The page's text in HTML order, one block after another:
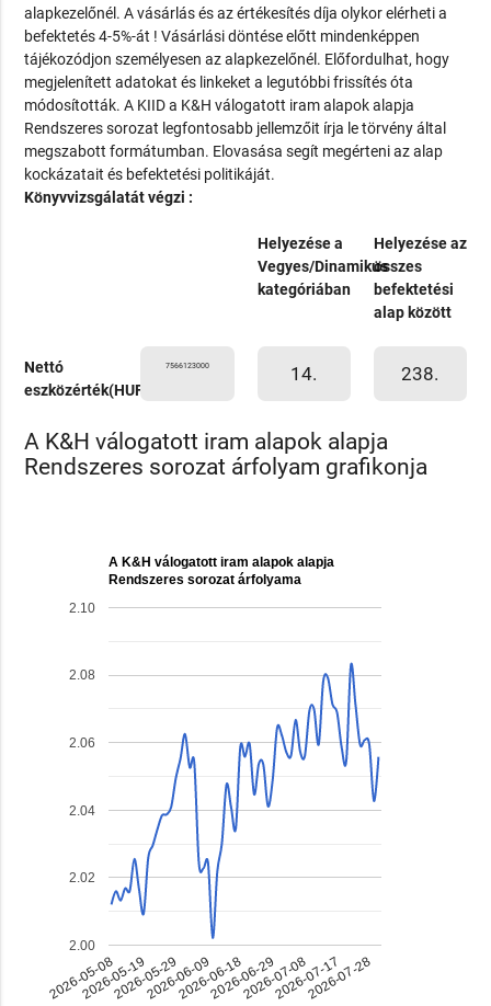
alapkezelőnél. A vásárlás és az értékesítés díja olykor elérheti a
befektetés 4-5%-át ! Vásárlási döntése előtt mindenképpen
tájékozódjon személyesen az alapkezelőnél. Előfordulhat, hogy
megjelenített adatokat és linkeket a legutóbbi frissítés óta
módosították. A KIID a K&H válogatott iram alapok alapja
Rendszeres sorozat legfontosabb jellemzőit írja le törvény által
megszabott formátumban. Elovasása segít megérteni az alap
kockázatait és befektetési politikáját.
Könyvvizsgálatát végzi :
Helyezése a
Vegyes/Dinamikus
kategóriában
Helyezése az
összes
befektetési
alap között
Nettó
eszközérték(HUF)
7566123000 14. 238.
A K&H válogatott iram alapok alapja
Rendszeres sorozat árfolyam grafikonja
A K&H válogatott iram alapok alapja
Rendszeres sorozat árfolyama
2026-05-08
2026-05-192026-05-292026-06-092026-06-182026-06-292026-07-082026-07-17
2026-07-28
2.00
2.02
2.04
2.06
2.08
2.10